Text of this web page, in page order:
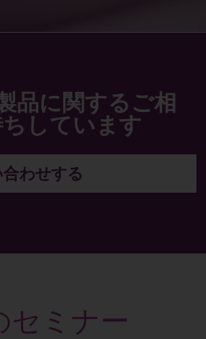
品に関するご相
しています
合わせする
セミナー